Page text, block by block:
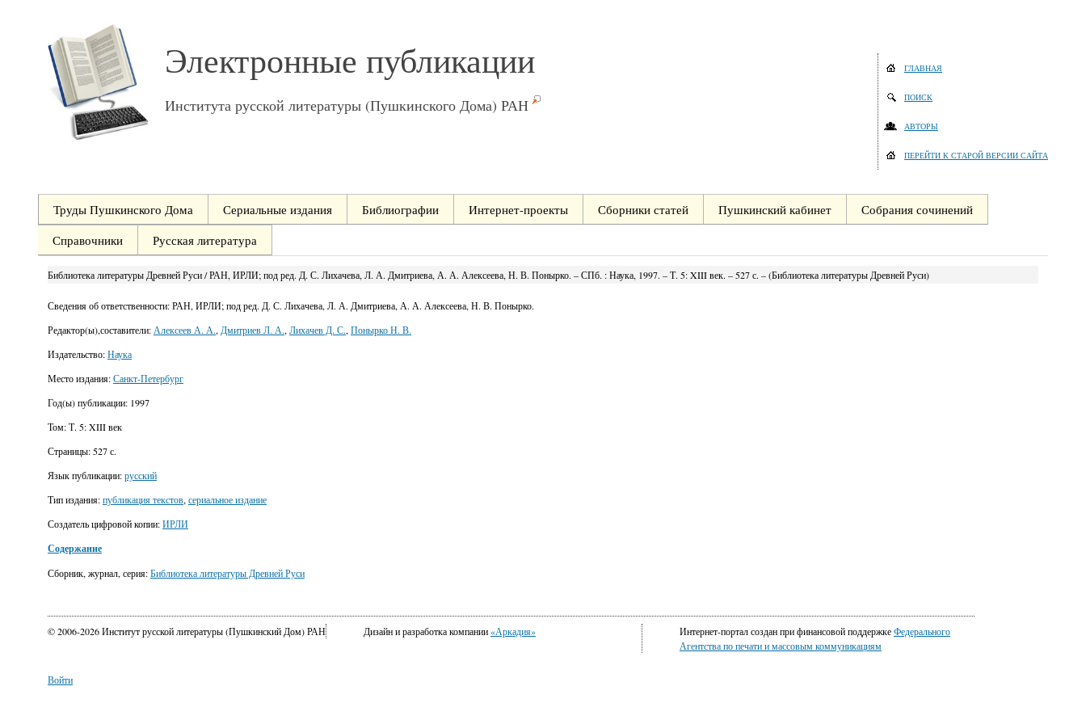
ГЛАВНАЯ
ПОИСК
АВТОРЫ
ПЕРЕЙТИ К СТАРОЙ ВЕРСИИ САЙТА
Электронные публикации
Института русской литературы (Пушкинского Дома) РАН
Труды Пушкинского Дома Сериальные издания Библиографии Интернет-проекты Сборники статей Пушкинский кабинет
Собрания сочинений
Справочники
Русская литература
Библиотека литературы Древней Руси / РАН, ИРЛИ; под ред. Д. С. Лихачева, Л. А. Дмитриева, А. А. Алексеева, Н. В. Понырко. – СПб. : Наука, 1997. – Т. 5: XIII век. – 527 с. – (Библиотека литературы Древней Руси)
Сведения об ответственности:РАН, ИРЛИ; под ред. Д. С. Лихачева, Л. А. Дмитриева, А. А. Алексеева, Н. В. Понырко.
Редактор(ы),составители: Алексеев А. А., Дмитриев Л. А., Лихачев Д. С., Понырко Н. В.
Издательство:Наука
Место издания:Санкт-Петербург
Год(ы) публикации: 1997
Том:Т. 5: XIII век
Страницы: 527 с.
Язык публикации:русский
Тип издания:публикация текстов, сериальное издание
Создатель цифровой копии:ИРЛИ
Содержание
Сборник, журнал, серия:Библиотека литературы Древней Руси
© 2006-2026 Институт русской литературы (Пушкинский Дом) РАН Дизайн и разработка компании«Аркадия» Интернет-портал создан при финансовой поддержкеФедерального
Агентства по печати и массовым коммуникациям
Войти